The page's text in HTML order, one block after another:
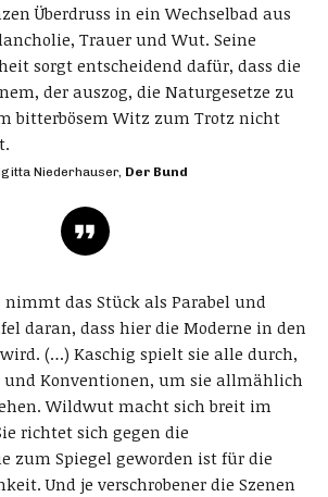
Überdruss in ein Wechselbad aus
Trauer und Wut. Seine
sorgt entscheidend dafür, dass die
der auszog, die Naturgesetze zu
bitterbösem Witz zum Trotz nicht
Niederhauser, Der Bund
das Stück als Parabel und
daran, dass hier die Moderne in den
(…) Kaschig spielt sie alle durch,
und Konventionen, um sie allmählich
Wildwut macht sich breit im
richtet sich gegen die
zum Spiegel geworden ist für die
Und je verschrobener die Szenen